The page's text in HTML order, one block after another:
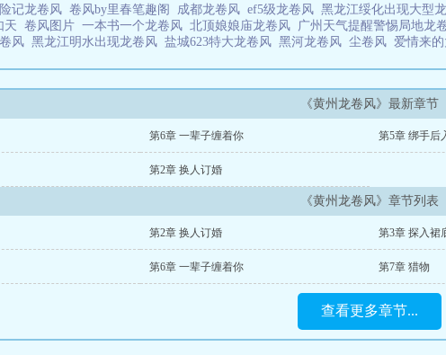
记龙卷风 卷风by里春笔趣阁 成都龙卷风 ef5级龙卷风 黑龙江绥化出现大型
天 卷风图片 一本书一个龙卷风 北顶娘娘庙龙卷风 广州天气提醒警惕局地龙
风 黑龙江明水出现龙卷风 盐城623特大龙卷风 黑河龙卷风 尘卷风 爱情来
《黄州龙卷风》最新章节
第6章 一辈子缠着你 第5章 绑手后
第2章 换人订婚
《黄州龙卷风》章节列表
第2章 换人订婚 第3章 探入裙
第6章 一辈子缠着你 第7章 猎物
查看更多章节...